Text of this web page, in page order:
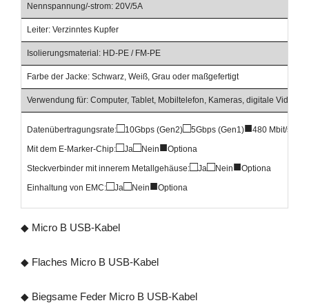
Nennspannung/-strom: 20V/5A
Leiter: Verzinntes Kupfer
Isolierungsmaterial: HD-PE / FM-PE
Farbe der Jacke: Schwarz, Weiß, Grau oder maßgefertigt
Verwendung für: Computer, Tablet, Mobiltelefon, Kameras, digitale
Datenübertragungsrate:□10Gbps (Gen2)□5Gbps (Gen1)■480 Mbit/s
Mit dem E-Marker-Chip:□Ja□Nein■Optiona
Steckverbinder mit innerem Metallgehäuse:□Ja□Nein■Optiona
Einhaltung von EMC:□Ja□Nein■Optiona
◆ Micro B USB-Kabel
◆ Flaches Micro B USB-Kabel
◆ Biegsame Feder Micro B USB-Kabel